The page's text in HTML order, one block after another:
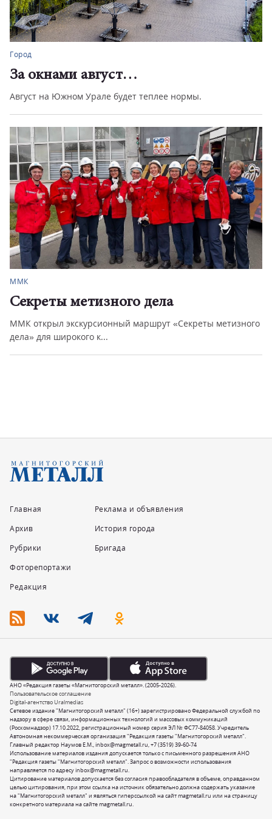
Рывок на восемь позиций вверх
Челябинская область заняла 14-е место в рейтинге
Расследование уголовного дела по
факту ДТП
Следователи отделения по расследованию ДТП
Главная
Архив
Рубрики
Фоторепортажи
Редакция
Реклама и объявления
История города
Бригада
Сетевое издание "Магнитогорский металл" (16+) зарегистрировано Федеральной службой по
надзору в сфере связи, информационных технологий и массовых коммуникаций
(Роскомнадзор) 17.10.2022, регистрационный номер серия ЭЛ № ФС77-84058. Учредитель
Автономная некоммерческая организация "Редакция газеты "Магнитогорский металл".
Главный редактор Наумов Е.М.,inbox@magmetall.ru,+7 (3519) 39-60-74
Использование материалов издания допускается только с письменного разрешения АНО
"Редакция газеты "Магнитогорский металл". Запрос о возможности использования
направляется по адресуinbox@magmetall.ru.
Цитирование материалов допускается без согласия правообладателя в объеме, оправданном
целью цитирования, при этом ссылка на источник обязательно должна содержать указание
на "Магнитогорский металл" и являться гиперссылкой на сайт magmetall.ru или на страницу
конкретного материала на сайте magmetall.ru.
Пользовательское соглашение
Digital-агентство Uralmedias
АНО «Редакция газеты «Магнитогорский металл». (2005-2026).